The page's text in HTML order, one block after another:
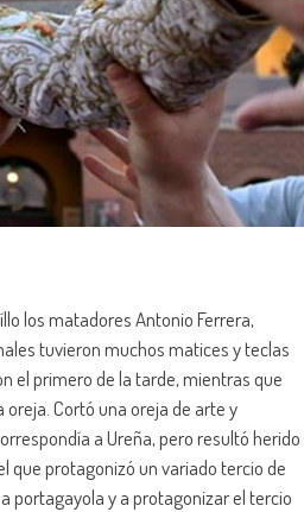
los matadores Antonio Ferrera,
tuvieron muchos matices y teclas
el primero de la tarde, mientras que
Cortó una oreja de arte y
a Ureña, pero resultó herido
que protagonizó un variado tercio de
portagayola y a protagonizar el tercio